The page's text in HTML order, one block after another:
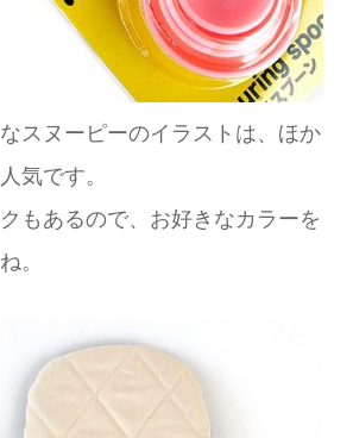
スヌーピーのイラストは、ほか
気です。
もあるので、お好きなカラーを
。